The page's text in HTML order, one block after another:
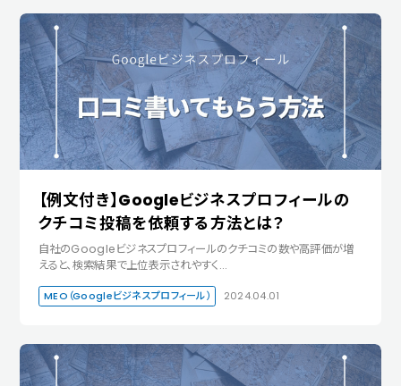
【例文付き】Googleビジネスプロフィールの
クチコミ投稿を依頼する方法とは？
自社のGoogleビジネスプロフィールのクチコミの数や高評価が増
えると、検索結果で上位表示されやすく…
MEO（Googleビジネスプロフィール） 2024.04.01